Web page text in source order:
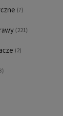
(7)
(221)
(2)